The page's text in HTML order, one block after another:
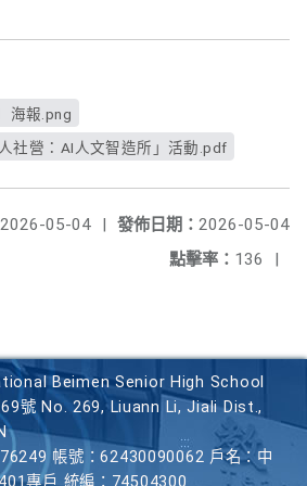
海報.png
社營：AI人文智造所」活動.pdf
發佈日期： 2026-05-04
2026-05-04
|
點擊率： 136 |
Beimen Senior High School
號 No. 269, Liuann Li, Jiali Dist.,
帳號：62430090062 戶名：中
專戶 統編：74504300